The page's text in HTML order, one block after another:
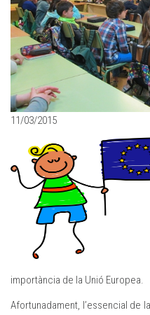
11/03/2015
importància de la Unió Europea.
Afortunadament, l’essencial de